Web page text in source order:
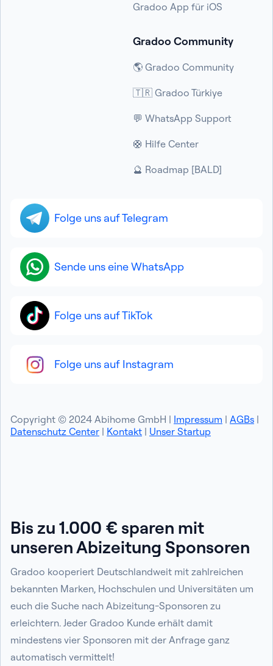
Gradoo App für iOS
Gradoo Community
🌎 Gradoo Community
🇹🇷 Gradoo Türkiye
💬 WhatsApp Support
🛟 Hilfe Center
🔮 Roadmap [BALD]
Folge uns auf Telegram
Sende uns eine WhatsApp
Folge uns auf TikTok
Folge uns auf Instagram
Copyright © 2024 Abihome GmbH | Impressum | AGBs |
Datenschutz Center | Kontakt | Unser Startup
Bis zu 1.000 € sparen mit
unseren Abizeitung Sponsoren
Gradoo kooperiert Deutschlandweit mit zahlreichen
bekannten Marken, Hochschulen und Universitäten um
euch die Suche nach Abizeitung-Sponsoren zu
erleichtern. Jeder Gradoo Kunde erhält damit
mindestens vier Sponsoren mit der Anfrage ganz
automatisch vermittelt!